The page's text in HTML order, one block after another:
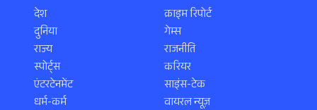
देश
दुनिया
राज्य
स्पोर्ट्स
एंटरटेनमेंट
धर्म-कर्म
क्राइम रिपोर्ट
गेम्स
राजनीति
करियर
साइंस-टेक
वायरल न्यूज़